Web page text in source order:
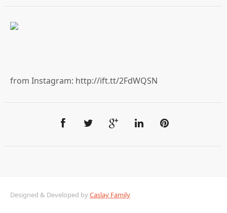
from Instagram: http://ift.tt/2FdWQSN
Designed & Developed byCaslay Family